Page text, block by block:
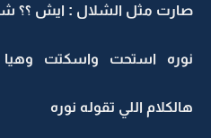
صارت مثل الشلال : ايش ؟؟
نوره استحت واسكتت
هالكلام اللي تقوله نوره